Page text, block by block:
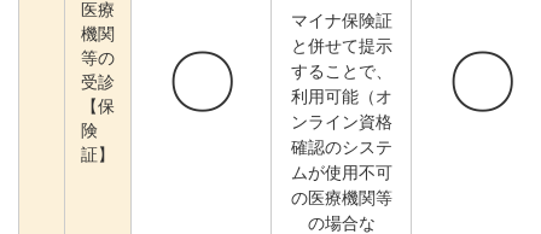
医療
機関
等の
受診
【保
険
証】
〇
マイナ保険証
と併せて提示
することで、
利用可能（オ
ンライン資格
確認のシステ
ムが使用不可
の医療機関等
の場合な
〇